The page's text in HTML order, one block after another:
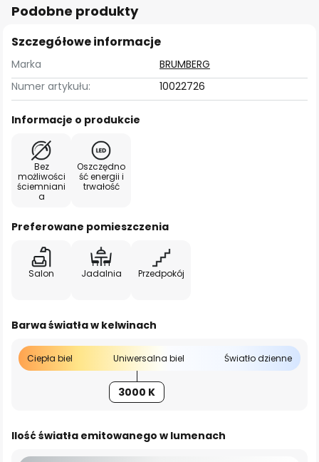
Podobne produkty
Szczegółowe informacje
Marka
BRUMBERG
Numer artykułu:
10022726
Informacje o produkcie
Bez
możliwości
ściemniani
a
Oszczędno
ść energii i
trwałość
Preferowane pomieszczenia
Salon Jadalnia Przedpokój
Barwa światła w kelwinach
Ciepła biel Uniwersalna biel Światło dzienne
3000 K
Ilość światła emitowanego w lumenach